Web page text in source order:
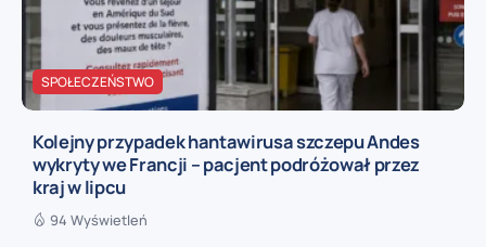
SPOŁECZEŃSTWO
Kolejny przypadek hantawirusa szczepu Andes
wykryty we Francji – pacjent podróżował przez
kraj w lipcu
94 Wyświetleń